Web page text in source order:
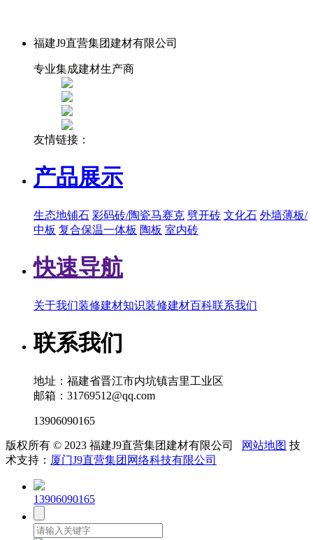
福建J9直营集团建材有限公司
专业集成建材生产商
友情链接：
产品展示
生态地铺石 彩码砖/陶瓷马赛克 劈开砖 文化石 外墙薄板/
中板 复合保温一体板 陶板 室内砖
快速导航
关于我们装修建材知识装修建材百科联系我们
联系我们
地址：福建省晋江市内坑镇吉里工业区
邮箱：31769512@qq.com
13906090165
版权所有 © 2023 福建J9直营集团建材有限公司 网站地图 技
术支持： 厦门J9直营集团网络科技有限公司
13906090165